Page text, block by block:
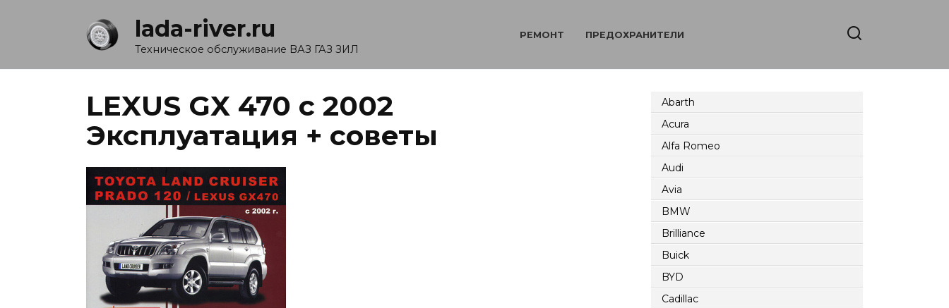
lada-river.ru
Техническое обслуживание ВАЗ ГАЗ ЗИЛ
РЕМОНТ ПРЕДОХРАНИТЕЛИ
LEXUS GX 470 с 2002
Эксплуатация + советы
Abarth
Acura
Alfa Romeo
Audi
Avia
BMW
Brilliance
Buick
BYD
Cadillac